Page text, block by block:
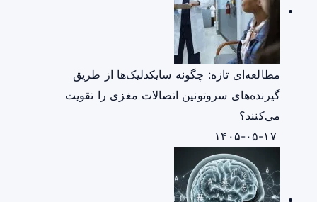
مطالعه‌ای تازه: چگونه سایکدلیک‌ها از طریق
گیرنده‌های سروتونین اتصالات مغزی را تقویت
می‌کنند؟